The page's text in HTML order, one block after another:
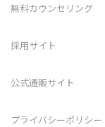
無料カウンセリング
採用サイト
公式通販サイト
プライバシーポリシー